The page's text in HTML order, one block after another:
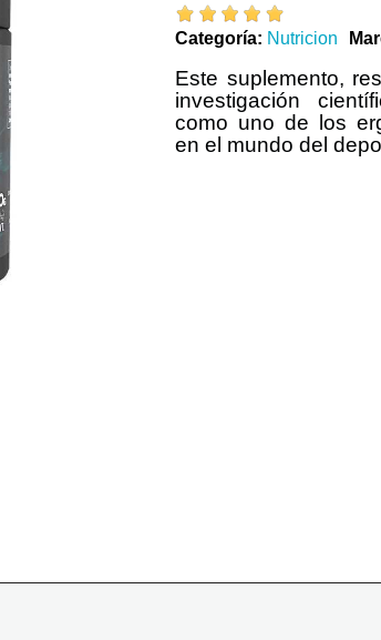
Categoría Nutricion
Este suplemento,
investigación
como uno de los
en el mundo del